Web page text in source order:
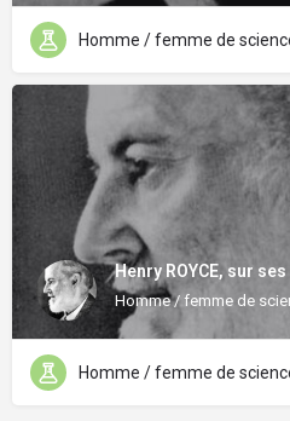
Homme / femme de
Henry ROYCE, sur ses
Homme / femme de
Homme / femme de